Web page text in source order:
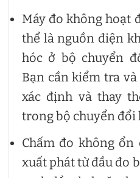
Máy đo không hoạt
thể là nguồn điện
hóc ở bộ chuyển
Bạn cần kiểm tra
xác định và thay
trong bộ chuyển đổi
Chấm đo không
xuất phát từ đầu đo